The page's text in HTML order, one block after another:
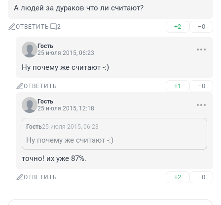
А людей за дураков что ли считают?
ОТВЕТИТЬ 2 +2 –0
Гость
25 июля 2015, 06:23
Ну почему же считают -:)
ОТВЕТИТЬ +1 –0
Гость
25 июля 2015, 12:18
Гость25 июля 2015, 06:23
Ну почему же считают -:)
точно! их уже 87%.
ОТВЕТИТЬ +2 –0